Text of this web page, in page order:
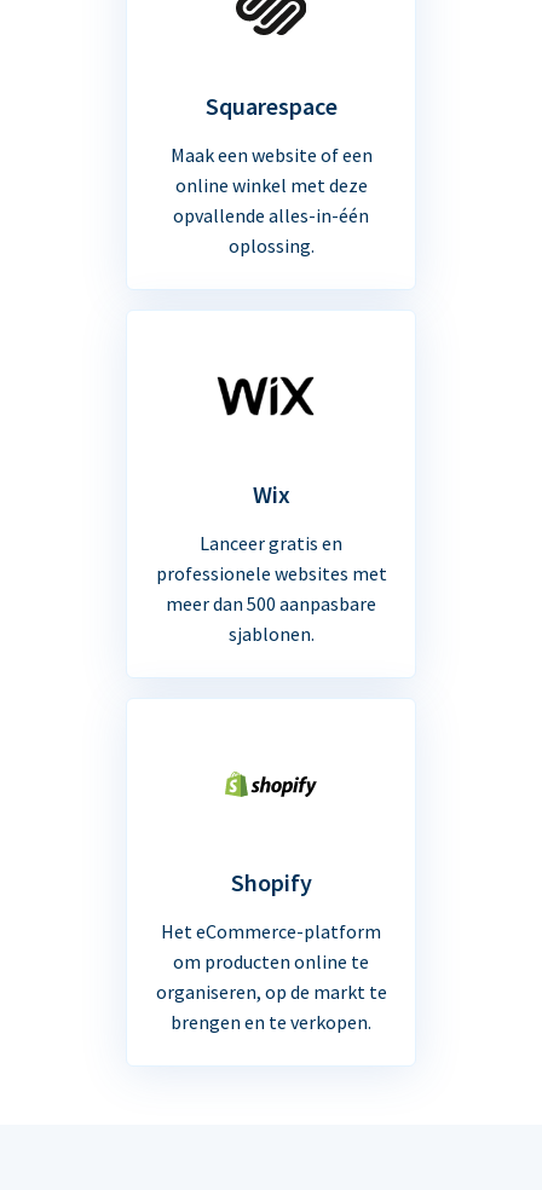
Squarespace
Maak een website of een
online winkel met deze
opvallende alles-in-één
oplossing.
Wix
Lanceer gratis en
professionele websites met
meer dan 500 aanpasbare
sjablonen.
Shopify
Het eCommerce-platform
om producten online te
organiseren, op de markt te
brengen en te verkopen.